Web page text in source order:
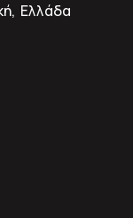
Ελλάδα